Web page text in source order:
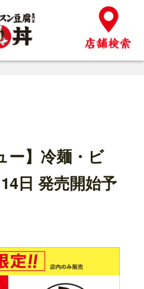
ー】冷麺・ビ
日 発売開始予